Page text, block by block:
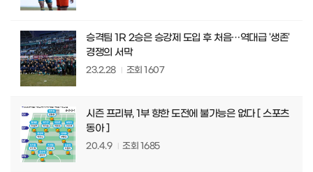
승격팀 1R 2승은 승강제 도입 후 처음…역대급 '생존'
경쟁의 서막
23.2.28 조회1607
시즌 프리뷰, 1부 향한 도전에 불가능은 없다 [ 스포츠
동아 ]
20.4.9 조회 1685